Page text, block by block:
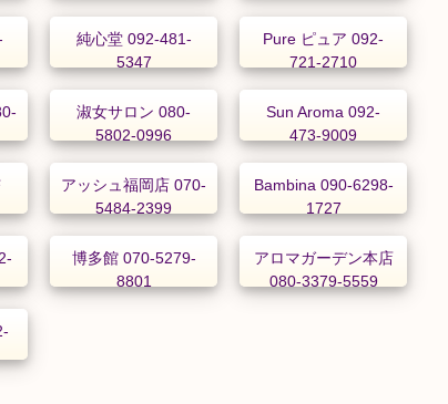
純心堂 092-481-
5347
Pure ピュア 092-
721-2710
淑女サロン 080-
5802-0996
Sun Aroma 092-
473-9009
アッシュ福岡店 070-
5484-2399
Bambina 090-6298-
1727
博多館 070-5279-
8801
アロマガーデン本店
080-3379-5559